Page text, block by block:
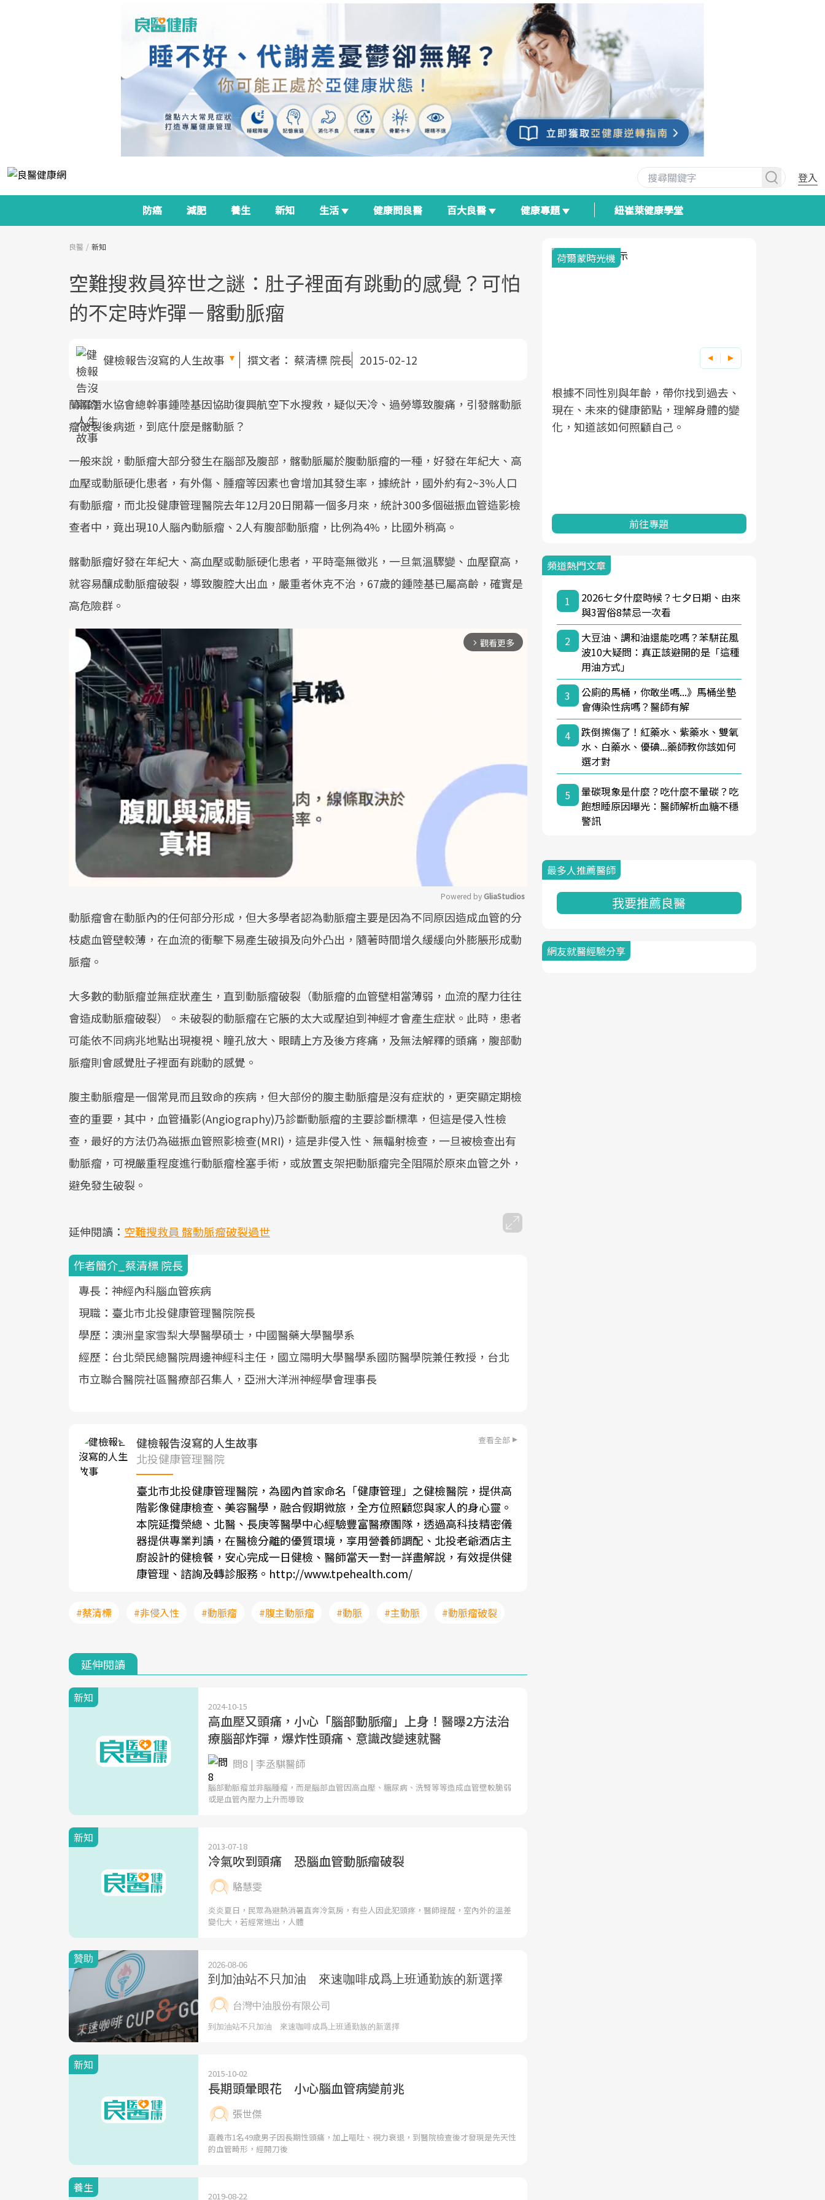
登入
防癌 減肥 養生 新知 生活 健康問良醫 百大良醫 健康專題 紐崔萊健康學堂
良醫 新知
空難搜救員猝世之謎：肚子裡面有跳動的感覺？可怕
的不定時炸彈－髂動脈瘤
健檢報告沒寫的人生故事 撰文者： 蔡清標 院長 2015-02-12
蘭陽潛水協會總幹事鍾陸基因協助復興航空下水搜救，疑似天冷、過勞導致腹痛，引發髂動脈
瘤破裂後病逝，到底什麼是髂動脈？
一般來說，動脈瘤大部分發生在腦部及腹部，髂動脈屬於腹動脈瘤的一種，好發在年紀大、高
血壓或動脈硬化患者，有外傷、腫瘤等因素也會增加其發生率，據統計，國外約有2~3%人口
有動脈瘤，而北投健康管理醫院去年12月20日開幕一個多月來，統計300多個磁振血管造影檢
查者中，竟出現10人腦內動脈瘤、2人有腹部動脈瘤，比例為4%，比國外稍高。
髂動脈瘤好發在年紀大、高血壓或動脈硬化患者，平時毫無徵兆，一旦氣溫驟變、血壓竄高，
就容易釀成動脈瘤破裂，導致腹腔大出血，嚴重者休克不治，67歲的鍾陸基已屬高齡，確實是
高危險群。
arrow_forward_ios 觀看更多
Mute
Powered by GliaStudios
動脈瘤會在動脈內的任何部分形成，但大多學者認為動脈瘤主要是因為不同原因造成血管的分
枝處血管壁較薄，在血流的衝擊下易產生破損及向外凸出，隨著時間增久緩緩向外膨脹形成動
脈瘤。
大多數的動脈瘤並無症狀產生，直到動脈瘤破裂（動脈瘤的血管壁相當薄弱，血流的壓力往往
會造成動脈瘤破裂）。未破裂的動脈瘤在它脹的太大或壓迫到神經才會產生症狀。此時，患者
可能依不同病兆地點出現複視、瞳孔放大、眼睛上方及後方疼痛，及無法解釋的頭痛，腹部動
脈瘤則會感覺肚子裡面有跳動的感覺。
腹主動脈瘤是一個常見而且致命的疾病，但大部份的腹主動脈瘤是沒有症狀的，更突顯定期檢
查的重要，其中，血管攝影(Angiography)乃診斷動脈瘤的主要診斷標準，但這是侵入性檢
查，最好的方法仍為磁振血管照影檢查(MRI)，這是非侵入性、無輻射檢查，一旦被檢查出有
動脈瘤，可視嚴重程度進行動脈瘤栓塞手術，或放置支架把動脈瘤完全阻隔於原來血管之外，
避免發生破裂。
延伸閱讀： 空難搜救員 髂動脈瘤破裂過世
作者簡介_蔡清標 院長
專長：神經內科腦血管疾病
現職：臺北市北投健康管理醫院院長
學歷：澳洲皇家雪梨大學醫學碩士，中國醫藥大學醫學系
經歷：台北榮民總醫院周邊神經科主任，國立陽明大學醫學系國防醫學院兼任教授，台北
市立聯合醫院社區醫療部召集人，亞洲大洋洲神經學會理事長
健檢報告沒寫的人生故事 查看全部
北投健康管理醫院
臺北市北投健康管理醫院，為國內首家命名「健康管理」之健檢醫院，提供高
階影像健康檢查、美容醫學，融合假期微旅，全方位照顧您與家人的身心靈。
本院延攬榮總、北醫、長庚等醫學中心經驗豐富醫療團隊，透過高科技精密儀
器提供專業判讀，在醫檢分離的優質環境，享用營養師調配、北投老爺酒店主
廚設計的健檢餐，安心完成一日健檢、醫師當天一對一詳盡解說，有效提供健
康管理、諮詢及轉診服務。 http://www.tpehealth.com/
#蔡清標 #非侵入性 #動脈瘤 #腹主動脈瘤 #動脈 #主動脈 #動脈瘤破裂
延伸閱讀
新知
2024-10-15
高血壓又頭痛，小心「腦部動脈瘤」上身！醫曝2方法治
療腦部炸彈，爆炸性頭痛、意識改變速就醫
問8 | 李丞騏醫師
腦部動脈瘤並非腦腫瘤，而是腦部血管因高血壓、糖尿病、洗腎等等造成血管壁較脆弱
或是血管內壓力上升而導致
新知
2013-07-18
冷氣吹到頭痛 恐腦血管動脈瘤破裂
駱慧雯
炎炎夏日，民眾為避熱消暑直奔冷氣房，有些人因此犯頭疼，醫師提醒，室內外的溫差
變化大，若經常進出，人體
新知
2015-10-02
長期頭暈眼花 小心腦血管病變前兆
張世傑
嘉義市1名49歲男子因長期性頭痛，加上嘔吐、視力衰退，到醫院檢查後才發現是先天性
的血管畸形，經開刀後
養生
2019-08-22
邁向「健康照護」的新時代。隨著國家
關注的核心議題。然而，健檢不只是醫
療院所的服務，更是民眾了解自身健康
前往專題
健康新生活」，從講座、體驗到運動，
前往專題
發，透過醫學觀點與日常感受的對話，
前往專題
荷爾蒙時光機
根據不同性別與年齡，帶你找到過去、
現在、未來的健康節點，理解身體的變
化，知道該如何照顧自己。
前往專題
頻道熱門文章
1
2026七夕什麼時候？七夕日期、由來
與3習俗8禁忌一次看
2
大豆油、調和油還能吃嗎？苯駢芘風
波10大疑問：真正該避開的是「這種
用油方式」
3
公廁的馬桶，你敢坐嗎...》馬桶坐墊
會傳染性病嗎？醫師有解
4
跌倒擦傷了！紅藥水、紫藥水、雙氧
水、白藥水、優碘...藥師教你該如何
選才對
5
暈碳現象是什麼？吃什麼不暈碳？吃
飽想睡原因曝光：醫師解析血糖不穩
警訊
最多人推薦醫師
我要推薦良醫
網友就醫經驗分享